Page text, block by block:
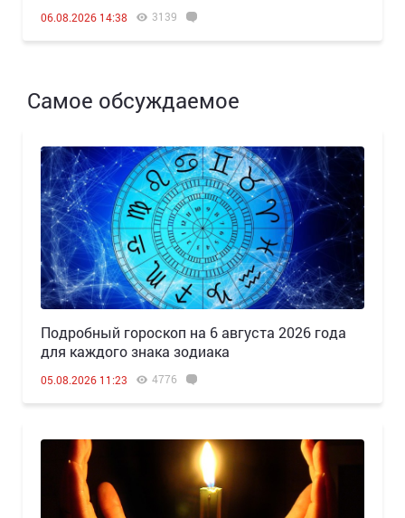
06.08.2026 14:38 3139
Самое обсуждаемое
Подробный гороскоп на 6 августа 2026 года
для каждого знака зодиака
05.08.2026 11:23 4776